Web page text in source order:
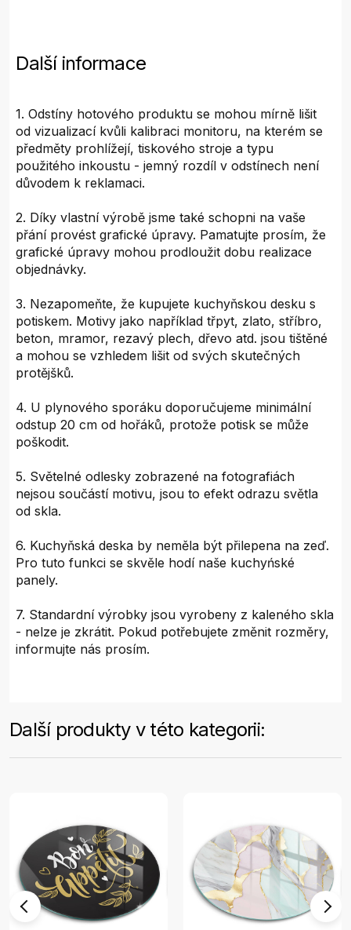
Další informace
1. Odstíny hotového produktu se mohou mírně lišit
od vizualizací kvůli kalibraci monitoru, na kterém se
předměty prohlížejí, tiskového stroje a typu
použitého inkoustu - jemný rozdíl v odstínech není
důvodem k reklamaci.
2. Díky vlastní výrobě jsme také schopni na vaše
přání provést grafické úpravy. Pamatujte prosím, že
grafické úpravy mohou prodloužit dobu realizace
objednávky.
3. Nezapomeňte, že kupujete kuchyňskou desku s
potiskem. Motivy jako například třpyt, zlato, stříbro,
beton, mramor, rezavý plech, dřevo atd. jsou tištěné
a mohou se vzhledem lišit od svých skutečných
protějšků.
4. U plynového sporáku doporučujeme minimální
odstup 20 cm od hořáků, protože potisk se může
poškodit.
5. Světelné odlesky zobrazené na fotografiách
nejsou součástí motivu, jsou to efekt odrazu světla
od skla.
6. Kuchyňská deska by neměla být přilepena na zeď.
Pro tuto funkci se skvěle hodí naše kuchyńské
panely.
7. Standardní výrobky jsou vyrobeny z kaleného skla
- nelze je zkrátit. Pokud potřebujete změnit rozměry,
informujte nás prosím.
Další produkty v této kategorii: